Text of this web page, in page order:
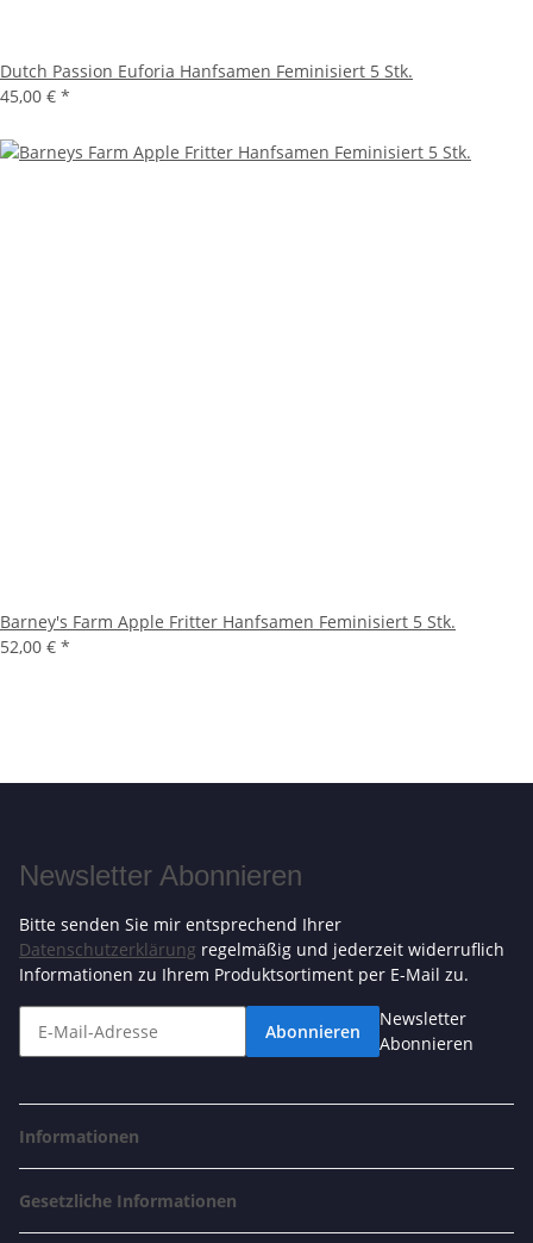
Dutch Passion Euforia Hanfsamen Feminisiert 5 Stk.
45,00 € *
Barney's Farm Apple Fritter Hanfsamen Feminisiert 5 Stk.
52,00 € *
Newsletter Abonnieren
Bitte senden Sie mir entsprechend Ihrer
Datenschutzerklärung regelmäßig und jederzeit widerruflich
Informationen zu Ihrem Produktsortiment per E-Mail zu.
Abonnieren
Newsletter
Abonnieren
Informationen
Gesetzliche Informationen